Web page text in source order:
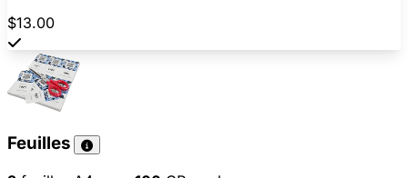
$13.00
Feuilles